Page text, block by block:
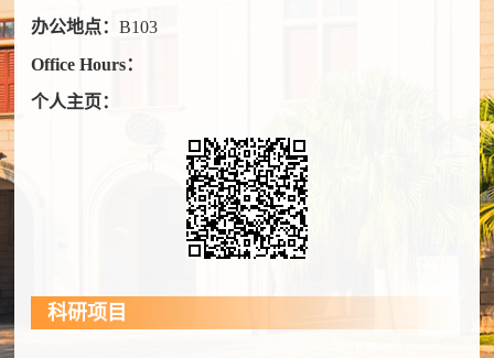
办公地点：B103
Office Hours：
个人主页：
科研项目